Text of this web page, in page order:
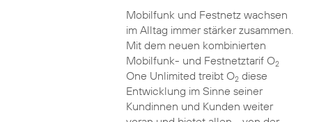
Mobilfunk und Festnetz wachsen
im Alltag immer stärker zusammen.
Mit dem neuen kombinierten
Mobilfunk- und Festnetztarif O2
One Unlimited treibt O2diese
Entwicklung im Sinne seiner
Kundinnen und Kunden weiter